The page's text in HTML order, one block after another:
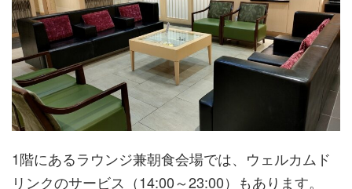
1階にあるラウンジ兼朝食会場では、ウェルカムド
リンクのサービス（14:00～23:00）もあります。